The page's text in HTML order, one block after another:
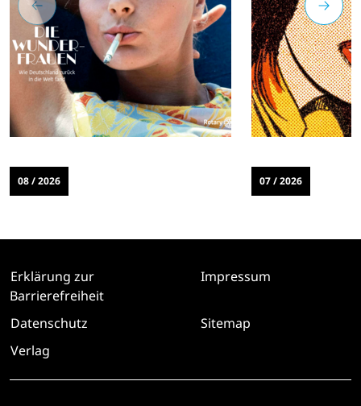
08 / 2026 07 / 2026
Erklärung zur
Barrierefreiheit
Impressum
Datenschutz
Sitemap
Verlag